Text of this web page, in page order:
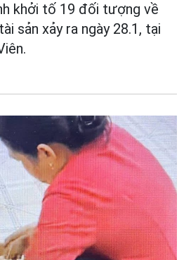
khởi tố 19 đối tượng về
sản xảy ra ngày 28.1, tại